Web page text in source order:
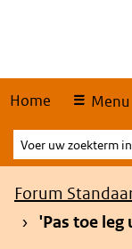
Home Menu
Voer
uw
zoekterm
Kruimelpad
Forum
'Pas toe